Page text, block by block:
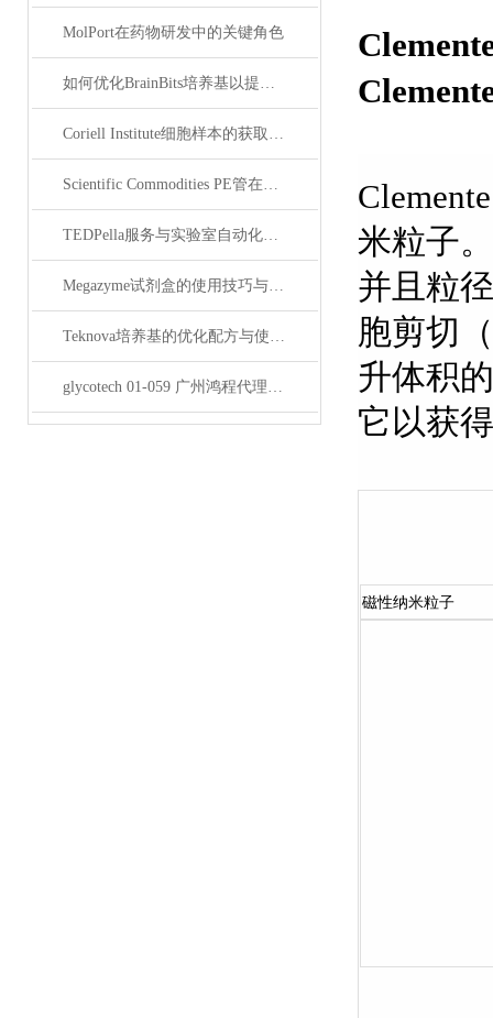
MolPort在药物研发中的关键角色
如何优化BrainBits培养基以提高实验效果？
Coriell Institute细胞样本的获取与应用指南
Scientific Commodities PE管在环保实验中的作用
TEDPella服务与实验室自动化设备的整合
Megazyme试剂盒的使用技巧与实验优化方法
Teknova培养基的优化配方与使用技巧
glycotech 01-059 广州鸿程代理：开启糖生物学研究新征程
米粒子
并且粒
胞剪切
升体积
它以获
磁性纳米粒子